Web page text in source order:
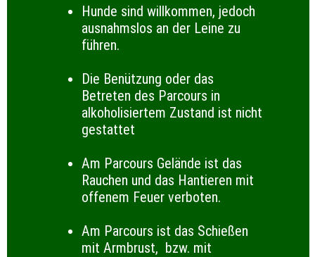
Hunde sind willkommen, jedoch
ausnahmslos an der Leine zu
führen.
Die Benützung oder das
Betreten des Parcours in
alkoholisiertem Zustand ist nicht
gestattet
Am Parcours Gelände ist das
Rauchen und das Hantieren mit
offenem Feuer verboten.
Am Parcours ist das Schießen
mit Armbrust, bzw. mit